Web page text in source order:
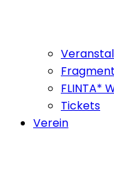
FLINTA*
Tickets
Verein